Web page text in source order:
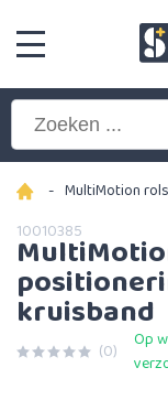
- MultiMotion
10010385
kruisband
(0)
Op